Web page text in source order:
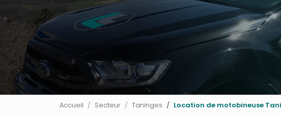
Accueil Secteur Taninges Location de motobineuse